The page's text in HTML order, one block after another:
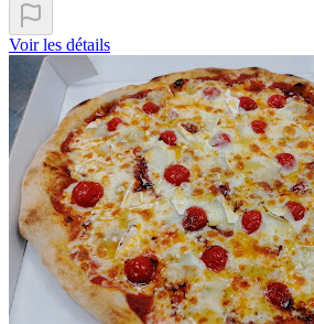
Voir les détails